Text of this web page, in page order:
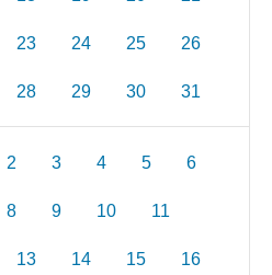
23 24 25 26
28 29 30 31
2 3 4 5 6
8 9 10 11
13 14 15 16